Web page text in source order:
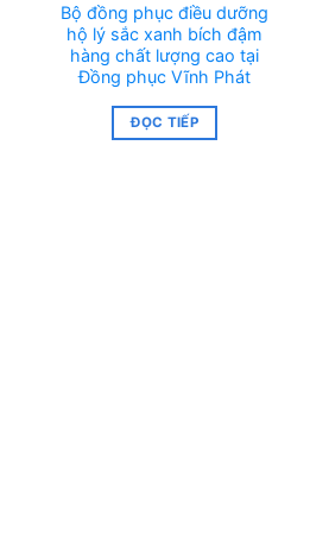
Bộ đồng phục điều dưỡng
hộ lý sắc xanh bích đậm
hàng chất lượng cao tại
Đồng phục Vĩnh Phát
ĐỌC TIẾP